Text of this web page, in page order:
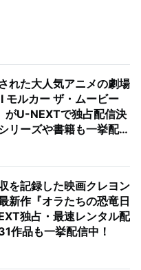
れた大人気アニメの劇場
モルカー ザ・ムービー
がU-NEXTで独占配信決
リーズや書籍も一挙配信
を記録した映画クレヨン
新作『オラたちの恐竜日
独占・最速レンタル配
作品も一挙配信中！